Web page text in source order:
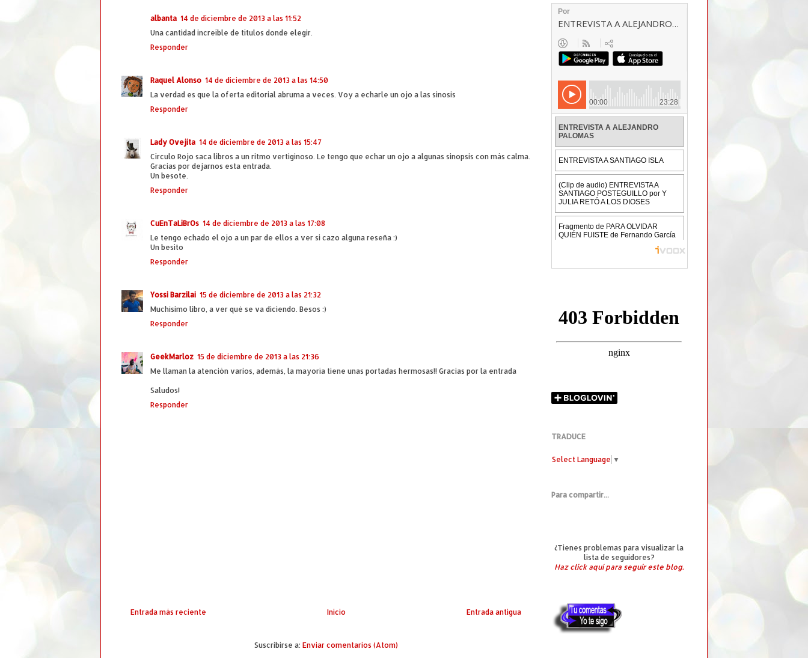
albanta 14 de diciembre de 2013 a las 11:52
Una cantidad increíble de títulos donde elegir.
Responder
Raquel Alonso 14 de diciembre de 2013 a las 14:50
La verdad es que la oferta editorial abruma a veces. Voy a echarle un ojo a las sinosis
Responder
Lady Ovejita 14 de diciembre de 2013 a las 15:47
Círculo Rojo saca libros a un ritmo vertiginoso. Le tengo que echar un ojo a algunas sinopsis con más calma.
Gracias por dejarnos esta entrada.
Un besote.
Responder
CuEnTaLiBrOs 14 de diciembre de 2013 a las 17:08
Le tengo echado el ojo a un par de ellos a ver si cazo alguna reseña :)
Un besito
Responder
Yossi Barzilai 15 de diciembre de 2013 a las 21:32
Muchísimo libro, a ver qué se va diciendo. Besos :)
Responder
GeekMarloz 15 de diciembre de 2013 a las 21:36
Me llaman la atención varios, además, la mayoría tiene unas portadas hermosas!! Gracias por la entrada
Saludos!
Responder
Entrada más reciente Entrada antigua
Inicio
Suscribirse a: Enviar comentarios (Atom)
TRADUCE
Select Language ▼
Para compartir...
¿Tienes problemas para visualizar la
lista de seguidores?
Haz click aquí para seguir este blog.